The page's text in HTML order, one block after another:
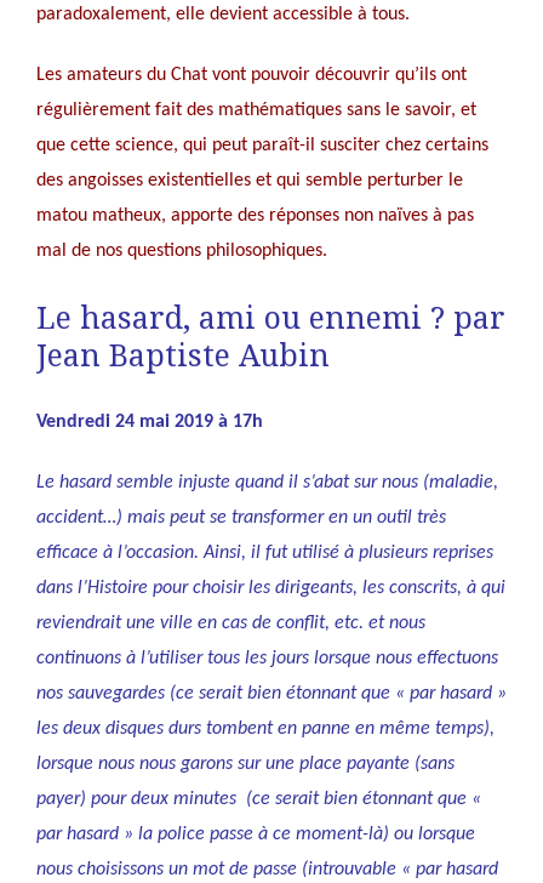
paradoxalement, elle devient accessible à tous.
Les amateurs du Chat vont pouvoir découvrir qu’ils ont
régulièrement fait des mathématiques sans le savoir, et
que cette science, qui peut paraît-il susciter chez certains
des angoisses existentielles et qui semble perturber le
matou matheux, apporte des réponses non naïves à pas
mal de nos questions philosophiques.
Le hasard, ami ou ennemi ? par
Jean Baptiste Aubin
Vendredi 24 mai 2019 à 17h
Le hasard semble injuste quand il s’abat sur nous (maladie,
accident…) mais peut se transformer en un outil très
efficace à l’occasion. Ainsi, il fut utilisé à plusieurs reprises
dans l’Histoire pour choisir les dirigeants, les conscrits, à qui
reviendrait une ville en cas de conflit, etc. et nous
continuons à l’utiliser tous les jours lorsque nous effectuons
nos sauvegardes (ce serait bien étonnant que « par hasard »
les deux disques durs tombent en panne en même temps),
lorsque nous nous garons sur une place payante (sans
payer) pour deux minutes (ce serait bien étonnant que «
par hasard » la police passe à ce moment-là) ou lorsque
nous choisissons un mot de passe (introuvable « par hasard